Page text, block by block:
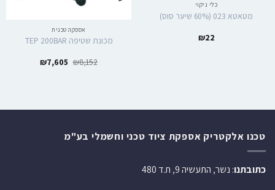
כלי ניקוי
מטאטא 023 (60% שיער סוס)
₪22
אספקה טכנית
מכונת שטיפה TEP 200BAR
₪8,152
₪7,605
טכנו אלקטריק אספקת ציוד טכני וחשמלי בע"מ
כתובתנו: נשר, התעשיה 9, ת.ד 480